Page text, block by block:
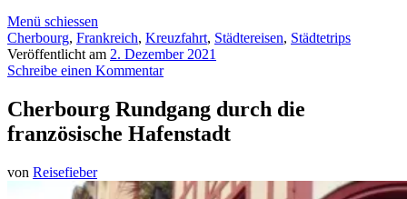
Menü schiessen
Cherbourg, Frankreich, Kreuzfahrt, Städtereisen, Städtetrips
Veröffentlicht am 2. Dezember 2021
Schreibe einen Kommentar
Cherbourg Rundgang durch die
französische Hafenstadt
von Reisefieber